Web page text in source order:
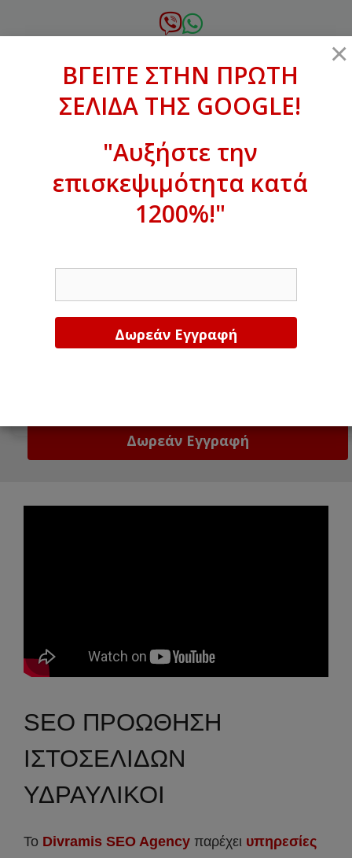
σε
xanthogenous@gmail.com
ΒΓΕΙΤΕ ΣΤΗΝ ΠΡΩΤΗ ΣΕΛΙΔΑ ΤΗΣ
GOOGLE!
SEO ΠΡΟΩΘΗΣΗ
ΙΣΤΟΣΕΛΙΔΩΝ
ΥΔΡΑΥΛΙΚΟΙ
Το Divramis SEO Agency παρέχει υπηρεσίες
×
ΒΓΕΙΤΕ ΣΤΗΝ ΠΡΩΤΗ
ΣΕΛΙΔΑ ΤΗΣ GOOGLE!
"Αυξήστε την
επισκεψιμότητα κατά
1200%!"